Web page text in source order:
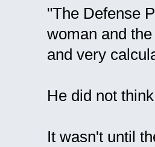
"The Defense
woman and
and very
He did not
It wasn't until